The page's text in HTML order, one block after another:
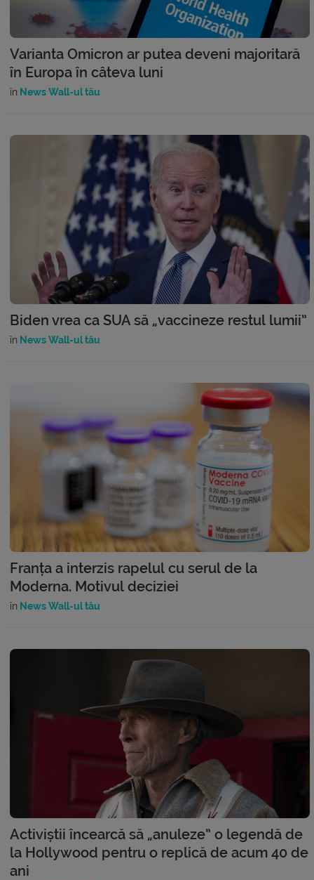
Varianta Omicron ar putea deveni majoritară
în Europa în câteva luni
în News Wall-ul tău
Biden vrea ca SUA să „vaccineze restul lumii”
în News Wall-ul tău
Franța a interzis rapelul cu serul de la
Moderna. Motivul deciziei
în News Wall-ul tău
Activiștii încearcă să „anuleze” o legendă de
la Hollywood pentru o replică de acum 40 de
ani